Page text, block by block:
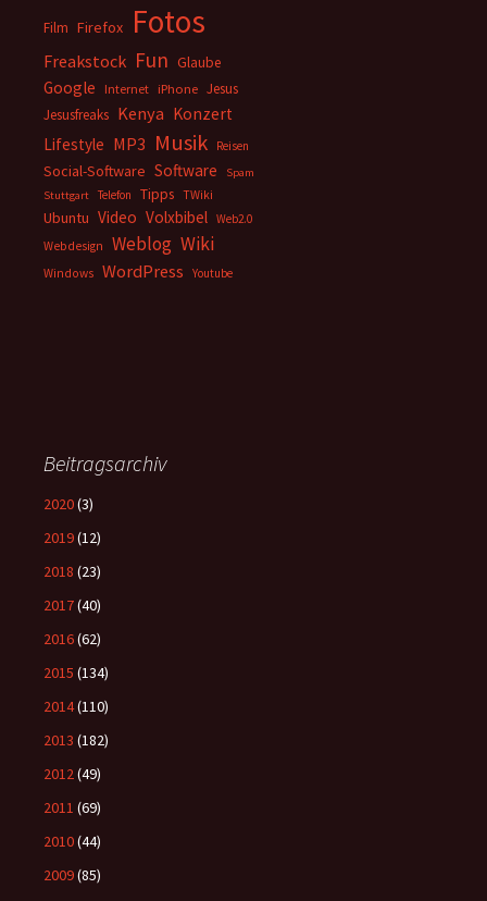
Film Firefox Fotos
Freakstock Fun Glaube
Google Internet iPhone Jesus
Jesusfreaks Kenya Konzert
Lifestyle MP3 Musik Reisen
Social-Software Software
Spam
Stuttgart
Telefon Tipps TWiki
Ubuntu Video Volxbibel Web2.0
Webdesign
Weblog Wiki
Windows WordPress Youtube
Beitragsarchiv
2020(3)
2019(12)
2018 (23)
2017(40)
2016(62)
2015 (134)
2014(110)
2013 (182)
2012(49)
2011 (69)
2010(44)
2009(85)